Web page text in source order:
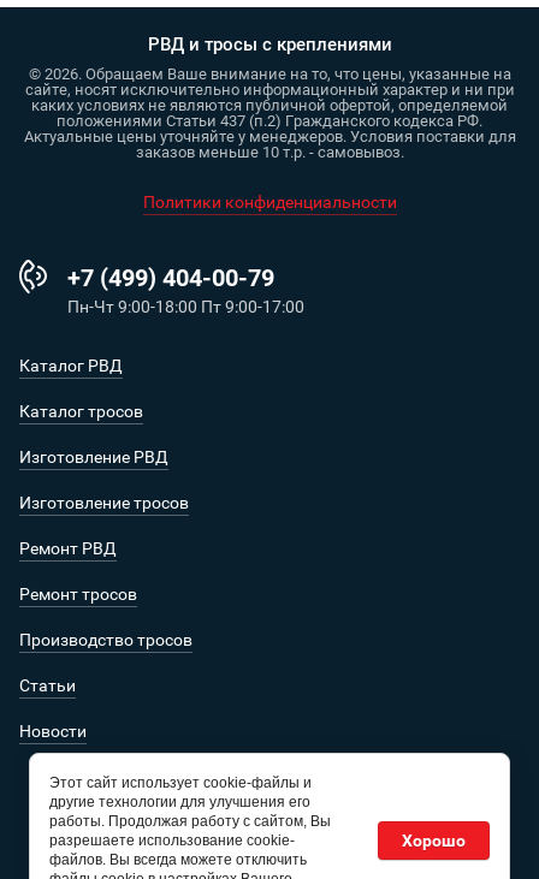
РВД и тросы с креплениями
© 2026. Обращаем Ваше внимание на то, что цены, указанные на
сайте, носят исключительно информационный характер и ни при
каких условиях не являются публичной офертой, определяемой
положениями Статьи 437 (п.2) Гражданского кодекса РФ.
Актуальные цены уточняйте у менеджеров. Условия поставки для
заказов меньше 10 т.р. - самовывоз.
Политики конфиденциальности
+7 (499) 404-00-79
Пн-Чт 9:00-18:00 Пт 9:00-17:00
Каталог РВД
Каталог тросов
Изготовление РВД
Изготовление тросов
Ремонт РВД
Ремонт тросов
Производство тросов
Статьи
Новости
Этот сайт использует cookie-файлы и
другие технологии для улучшения его
работы. Продолжая работу с сайтом, Вы
разрешаете использование cookie-
файлов. Вы всегда можете отключить
Хорошо